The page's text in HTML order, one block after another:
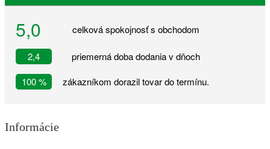
5,0 celková spokojnosť s obchodom
2,4
priemerná doba dodania v dňoch
100 %
zákazníkom dorazil tovar do termínu.
Informácie